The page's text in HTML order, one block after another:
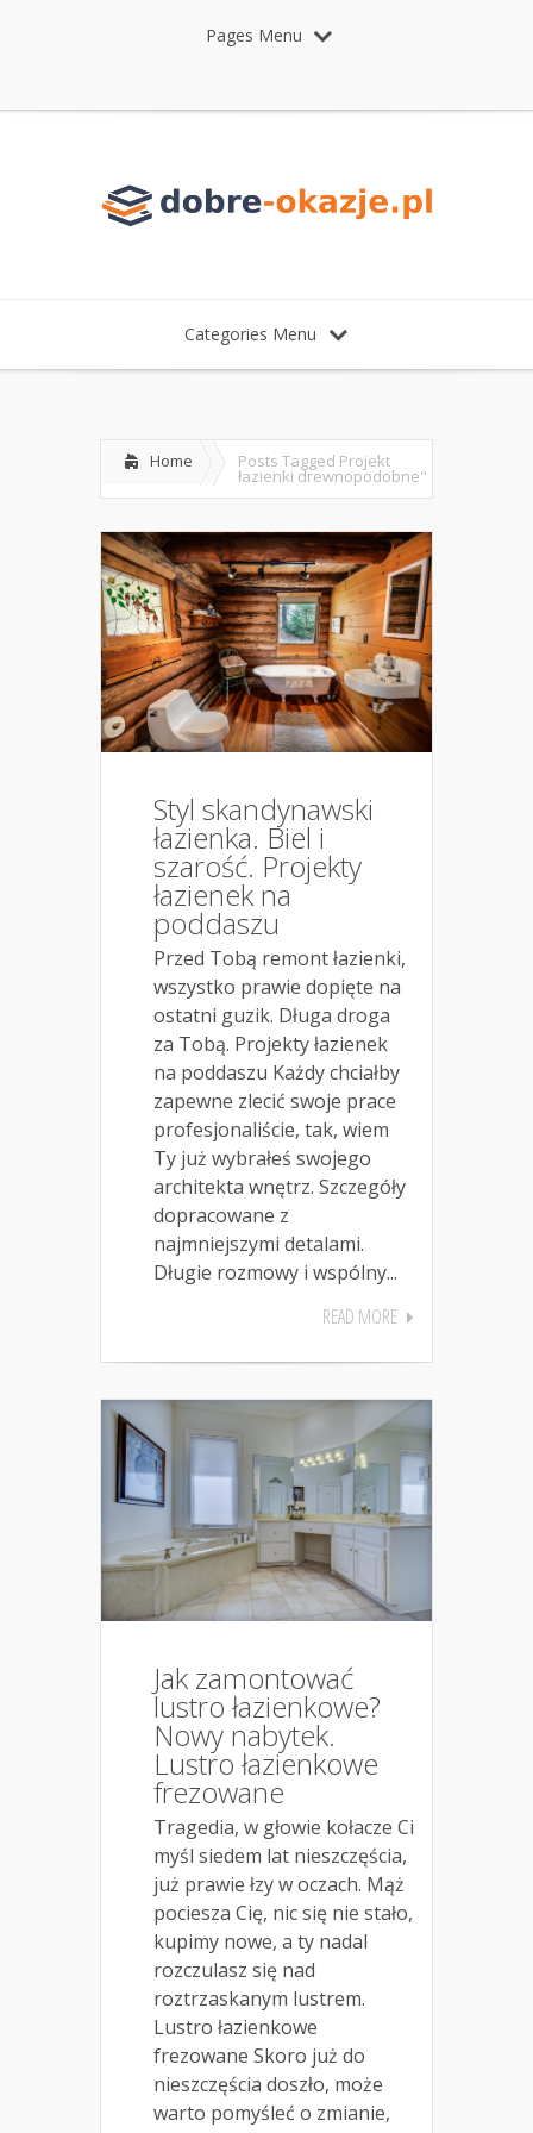
Pages Menu
Categories Menu
Home Posts Tagged Projekt
łazienki drewnopodobne"
Styl skandynawski
łazienka. Biel i
szarość. Projekty
łazienek na
poddaszu
Przed Tobą remont łazienki,
wszystko prawie dopięte na
ostatni guzik. Długa droga
za Tobą. Projekty łazienek
na poddaszu Każdy chciałby
zapewne zlecić swoje prace
profesjonaliście, tak, wiem
Ty już wybrałeś swojego
architekta wnętrz. Szczegóły
dopracowane z
najmniejszymi detalami.
Długie rozmowy i wspólny...
READ MORE
Jak zamontować
lustro łazienkowe?
Nowy nabytek.
Lustro łazienkowe
frezowane
Tragedia, w głowie kołacze Ci
myśl siedem lat nieszczęścia,
już prawie łzy w oczach. Mąż
pociesza Cię, nic się nie stało,
kupimy nowe, a ty nadal
rozczulasz się nad
roztrzaskanym lustrem.
Lustro łazienkowe
frezowane Skoro już do
nieszczęścia doszło, może
warto pomyśleć o zmianie,